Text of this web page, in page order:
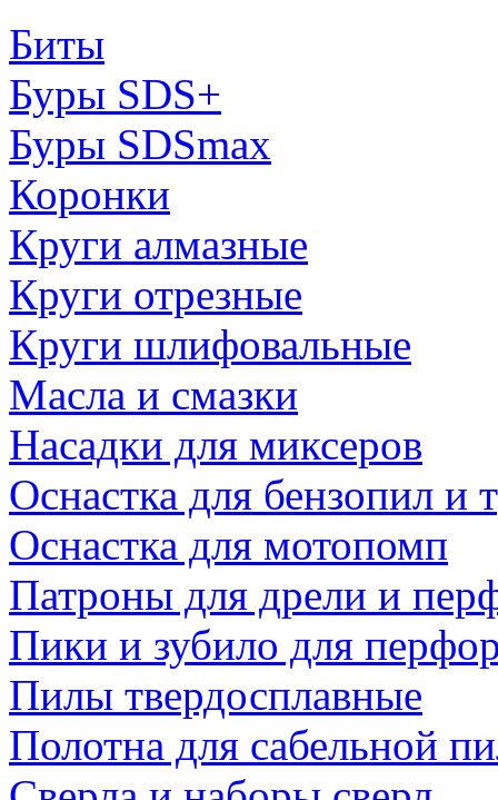
Биты
Буры SDS+
Буры SDSmax
Коронки
Круги алмазные
Круги отрезные
Круги шлифовальные
Масла и смазки
Насадки для миксеров
Оснастка для бензопил и
Оснастка для мотопомп
Патроны для дрели и
Пики и зубило для
Пилы твердосплавные
Полотна для сабельной